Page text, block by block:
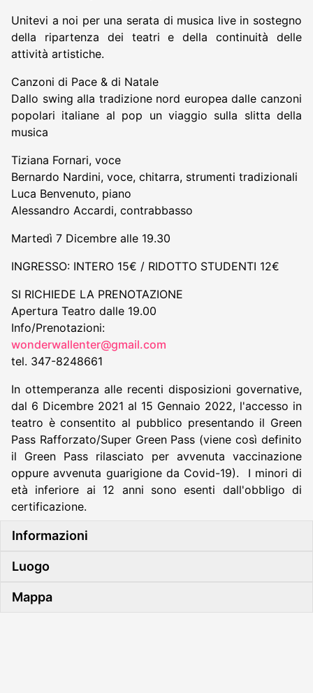
Unitevi a noi per una serata di musica live in sostegno
della ripartenza dei teatri e della continuità delle
attività artistiche.
Canzoni di Pace & di Natale
Dallo swing alla tradizione nord europea dalle canzoni
popolari italiane al pop un viaggio sulla slitta della
musica
Tiziana Fornari, voce
Bernardo Nardini, voce, chitarra, strumenti tradizionali
Luca Benvenuto, piano
Alessandro Accardi, contrabbasso
Martedì 7 Dicembre alle 19.30
INGRESSO: INTERO 15€ / RIDOTTO STUDENTI 12€
SI RICHIEDE LA PRENOTAZIONE
Apertura Teatro dalle 19.00
Info/Prenotazioni:
wonderwallenter@gmail.com
tel. 347-8248661
In ottemperanza alle recenti disposizioni governative,
dal 6 Dicembre 2021 al 15 Gennaio 2022, l'accesso in
teatro è consentito al pubblico presentando il Green
Pass Rafforzato/Super Green Pass (viene così definito
il Green Pass rilasciato per avvenuta vaccinazione
oppure avvenuta guarigione da Covid-19). I minori di
età inferiore ai 12 anni sono esenti dall'obbligo di
certificazione.
Informazioni
Luogo
Mappa